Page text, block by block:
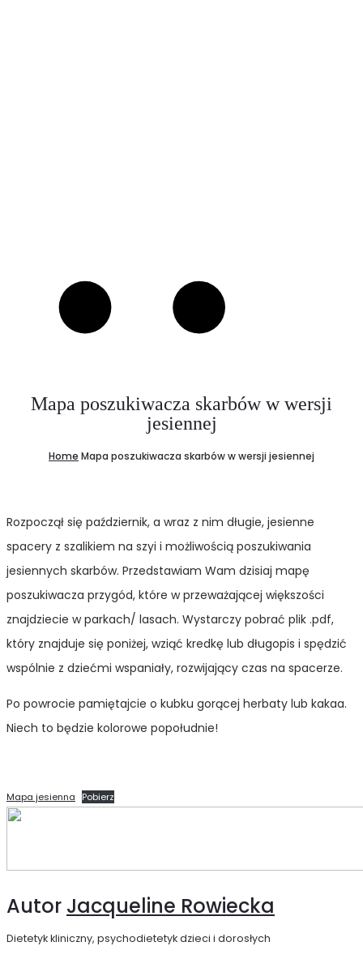
Mapa poszukiwacza skarbów w wersji
jesiennej
Home Mapa poszukiwacza skarbów w wersji jesiennej
Rozpoczął się październik, a wraz z nim długie, jesienne
spacery z szalikiem na szyi i możliwością poszukiwania
jesiennych skarbów. Przedstawiam Wam dzisiaj mapę
poszukiwacza przygód, które w przeważającej większości
znajdziecie w parkach/ lasach. Wystarczy pobrać plik .pdf,
który znajduje się poniżej, wziąć kredkę lub długopis i spędzić
wspólnie z dziećmi wspaniały, rozwijający czas na spacerze.
Po powrocie pamiętajcie o kubku gorącej herbaty lub kakaa.
Niech to będzie kolorowe popołudnie!
Mapa jesienna Pobierz
Autor Jacqueline Rowiecka
Dietetyk kliniczny, psychodietetyk dzieci i dorosłych